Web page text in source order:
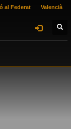
al Federat Valencià